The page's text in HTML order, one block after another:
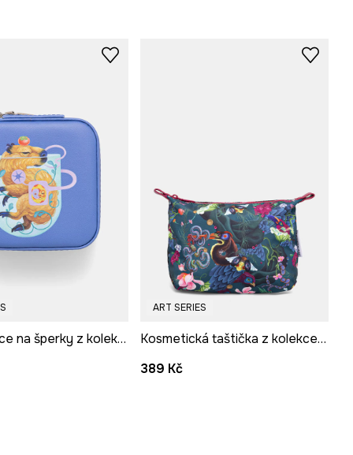
Šperkovnice na šperky z kolekce Kit Mizeres x Medicine
ART SERIES
Kosmetická taštička z kolekce Kit Mizeres x Medicine
389 Kč